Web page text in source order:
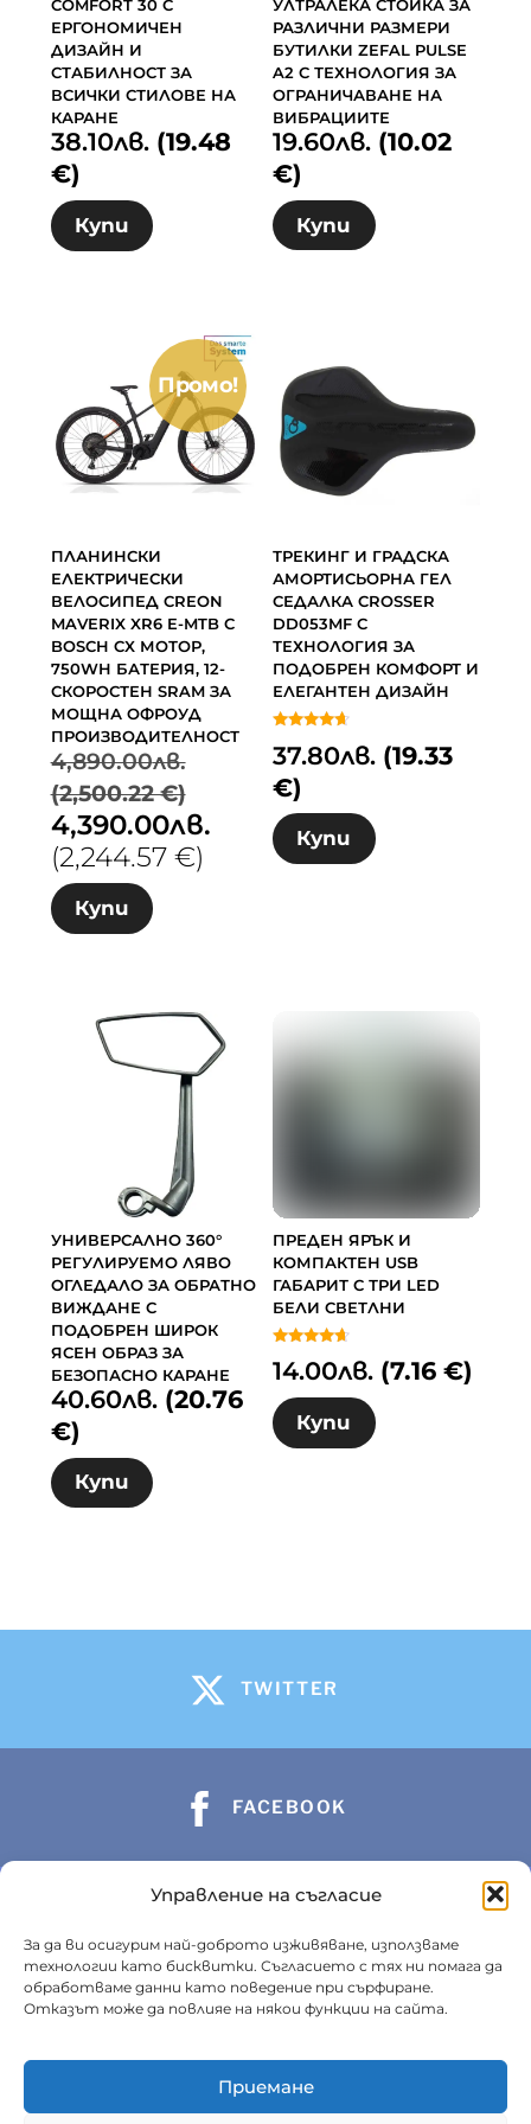
Управление на съгласие
За да ви осигурим най-доброто изживяване, използваме
технологии като бисквитки. Съгласието с тях ни помага да
обработваме данни като поведение при сърфиране.
Отказът може да повлияе на някои функции на сайта.
Приемане
COMFORT 30 С
ЕРГОНОМИЧЕН
ДИЗАЙН И
СТАБИЛНОСТ ЗА
ВСИЧКИ СТИЛОВЕ НА
КАРАНЕ
38.10лв. (19.48
€)
Купи
УЛТРАЛЕКА СТОЙКА ЗА
РАЗЛИЧНИ РАЗМЕРИ
БУТИЛКИ ZEFAL PULSE
A2 С ТЕХНОЛОГИЯ ЗА
ОГРАНИЧАВАНЕ НА
ВИБРАЦИИТЕ
19.60лв. (10.02
€)
Купи
Промо!
ПЛАНИНСКИ
ЕЛЕКТРИЧЕСКИ
ВЕЛОСИПЕД CREON
MAVERIX XR6 E-MTB С
BOSCH CX МОТОР,
750WH БАТЕРИЯ, 12-
СКОРОСТЕН SRAM ЗА
МОЩНА ОФРОУД
ПРОИЗВОДИТЕЛНОСТ
4,890.00лв.
(2,500.22 €)
Original
price
was:
4,890.00лв.
4,390.00лв.
(2,244.57 €)
Текущата
цена
Купи
ТРЕКИНГ И ГРАДСКА
АМОРТИСЬОРНА ГЕЛ
СЕДАЛКА CROSSER
DD053MF С
ТЕХНОЛОГИЯ ЗА
ПОДОБРЕН КОМФОРТ И
ЕЛЕГАНТЕН ДИЗАЙН
4.50
от 5
37.80лв. (19.33
€)
Купи
УНИВЕРСАЛНО 360°
РЕГУЛИРУЕМО ЛЯВО
ОГЛЕДАЛО ЗА ОБРАТНО
ВИЖДАНЕ С
ПОДОБРЕН ШИРОК
ЯСЕН ОБРАЗ ЗА
БЕЗОПАСНО КАРАНЕ
40.60лв. (20.76
€)
Купи
ПРЕДЕН ЯРЪК И
КОМПАКТЕН USB
ГАБАРИТ С ТРИ LED
БЕЛИ СВЕТЛНИ
4.50
от 5
14.00лв. (7.16 €)
Купи
TWITTER
FACEBOOK